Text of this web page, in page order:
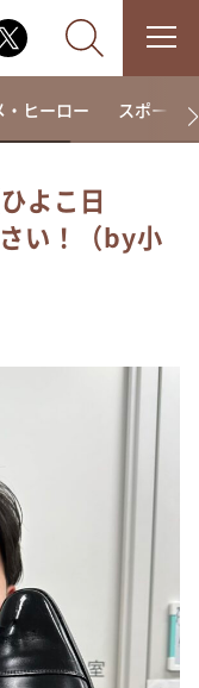
でやねん！？」
る？～
タ
・ヒーロー スポーツ
よこ日
い！（by小